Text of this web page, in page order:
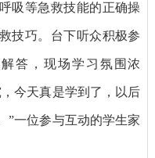
吸等急救技能的正确操
技巧。台下听众积极参
答，现场学习氛围浓
今天真是学到了，以后
”一位参与互动的学生家